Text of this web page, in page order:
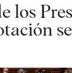
los